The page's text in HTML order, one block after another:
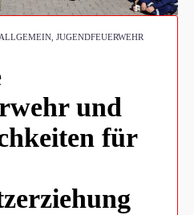
ALLGEMEIN JUGENDFEUERWEHR
und
für